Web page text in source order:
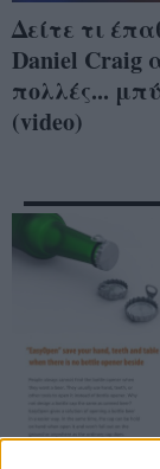
Δείτε τι
Daniel Craig
πολλές...
(video)